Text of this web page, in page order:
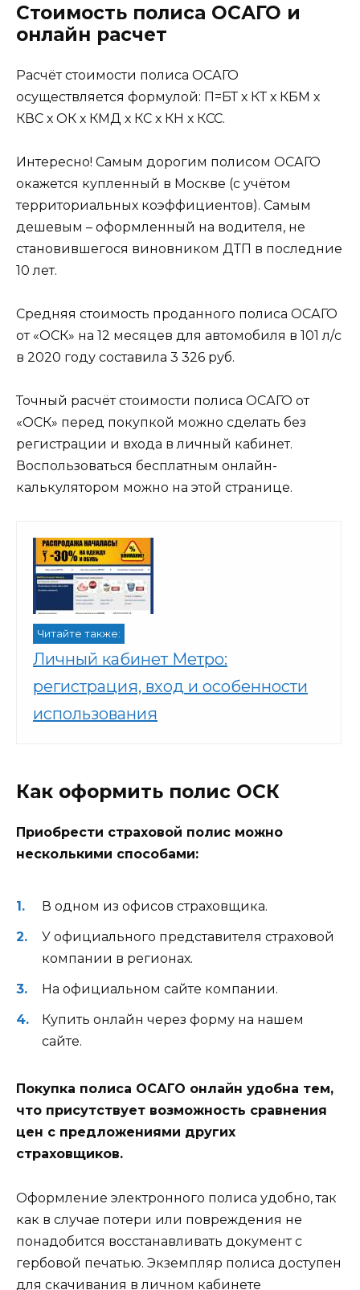
Стоимость полиса ОСАГО и
онлайн расчет
Расчёт стоимости полиса ОСАГО
осуществляется формулой: П=БТ х КТ х КБМ х
КВС х ОК х КМД х КС х КН х КСС.
Интересно! Самым дорогим полисом ОСАГО
окажется купленный в Москве (с учётом
территориальных коэффициентов). Самым
дешевым – оформленный на водителя, не
становившегося виновником ДТП в последние
10 лет.
Средняя стоимость проданного полиса ОСАГО
от «ОСК» на 12 месяцев для автомобиля в 101 л/с
в 2020 году составила 3 326 руб.
Точный расчёт стоимости полиса ОСАГО от
«ОСК» перед покупкой можно сделать без
регистрации и входа в личный кабинет.
Воспользоваться бесплатным онлайн-
калькулятором можно на этой странице.
Читайте также:
Личный кабинет Метро:
регистрация, вход и особенности
использования
Как оформить полис ОСК
Приобрести страховой полис можно
несколькими способами:
В одном из офисов страховщика.
У официального представителя страховой
компании в регионах.
На официальном сайте компании.
Купить онлайн через форму на нашем
сайте.
Покупка полиса ОСАГО онлайн удобна тем,
что присутствует возможность сравнения
цен с предложениями других
страховщиков.
Оформление электронного полиса удобно, так
как в случае потери или повреждения не
понадобится восстанавливать документ с
гербовой печатью. Экземпляр полиса доступен
для скачивания в личном кабинете